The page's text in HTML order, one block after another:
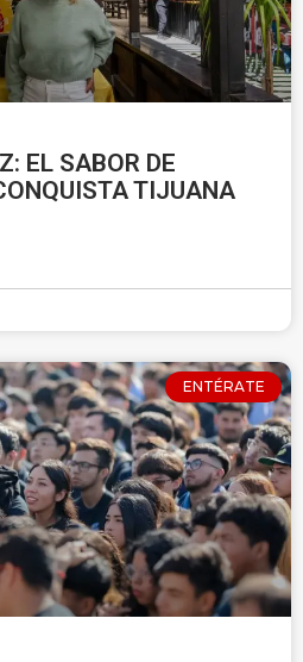
EL SABOR DE
TIJUANA
ENTÉRATE